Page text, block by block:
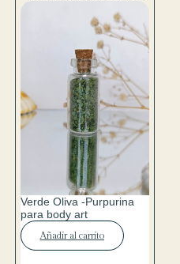
Verde Oliva -Purpurina
para body art
Añadir al carrito